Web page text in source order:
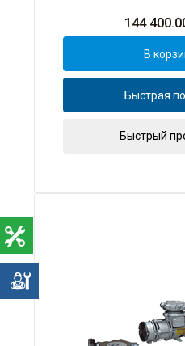
144
В
Быстрая
Быстрый